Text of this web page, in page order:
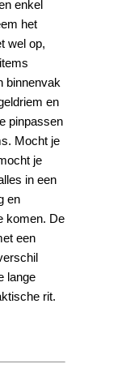
enkel
het
wel op,
binnenvak
en
pinpassen
Mocht je
je
in een
en
komen. De
een
lange
rit.